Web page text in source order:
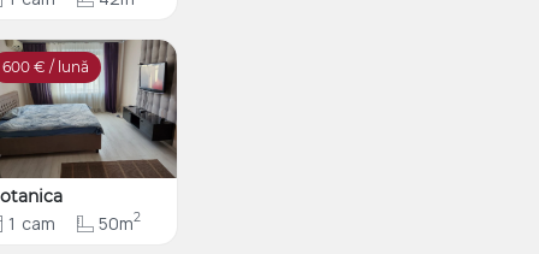
600 € / lună
1 cam 50m2